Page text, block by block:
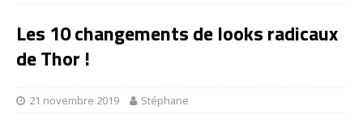
Les 10 changements de looks radicaux
de Thor !
21 novembre 2019 Stéphane